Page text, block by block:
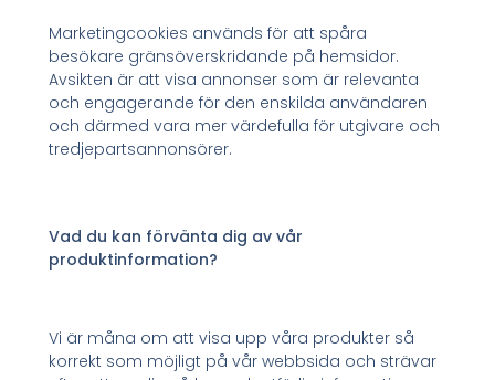
Marketingcookies används för att spåra
besökare gränsöverskridande på hemsidor.
Avsikten är att visa annonser som är relevanta
och engagerande för den enskilda användaren
och därmed vara mer värdefulla för utgivare och
tredjepartsannonsörer.
Vad du kan förvänta dig av vår
produktinformation?
Vi är måna om att visa upp våra produkter så
korrekt som möjligt på vår webbsida och strävar